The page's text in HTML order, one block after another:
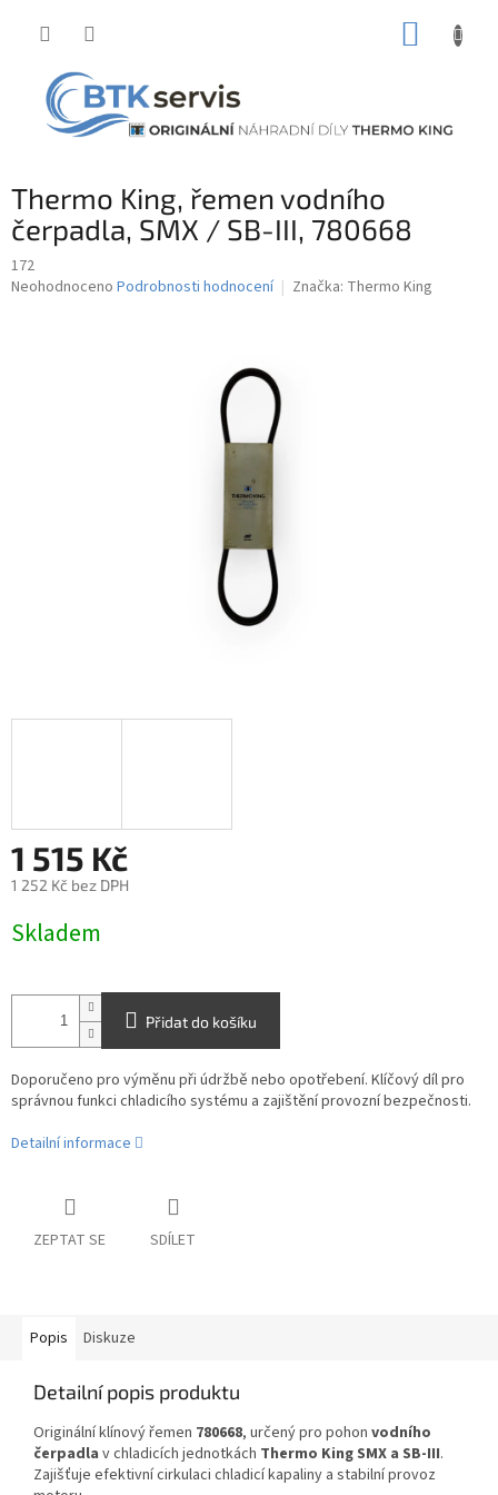
Thermo King, řemen vodního
čerpadla, SMX / SB-III, 780668
172
Průměrné
Neohodnoceno Podrobnosti hodnocení Značka: Thermo King
1 515 Kč
1 252 Kč bez DPH
cena:
Skladem
Přidat do košíku
Doporučeno pro výměnu při údržbě nebo opotřebení. Klíčový díl pro
správnou funkci chladicího systému a zajištění provozní bezpečnosti.
Detailní informace
ZEPTAT SE SDÍLET
Popis Diskuze
Detailní popis produktu
Originální klínový řemen 780668, určený pro pohon vodního
čerpadla v chladicích jednotkách Thermo King SMX a SB-III.
Zajišťuje efektivní cirkulaci chladicí kapaliny a stabilní provoz